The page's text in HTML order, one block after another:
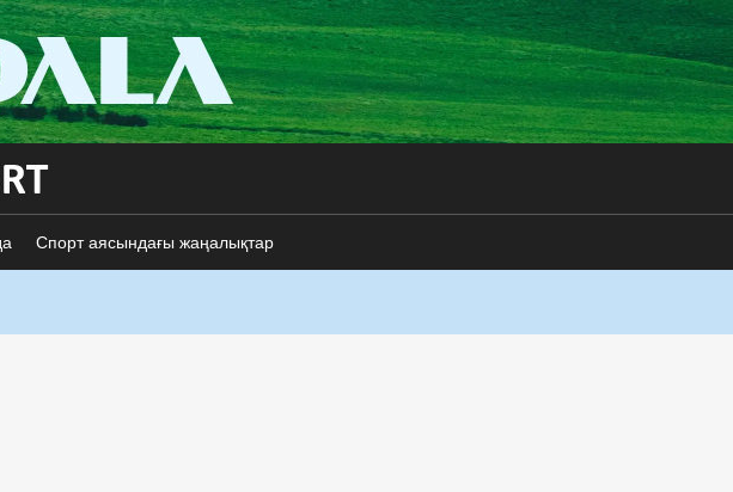
Спорт аясындағы жаңалықтар